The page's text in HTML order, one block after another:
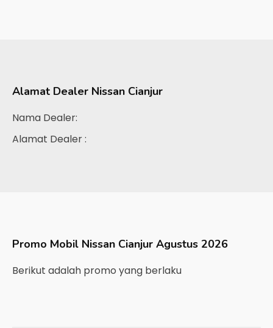
Alamat Dealer Nissan Cianjur
Nama Dealer:
Alamat Dealer :
Promo Mobil Nissan Cianjur Agustus 2026
Berikut adalah promo yang berlaku